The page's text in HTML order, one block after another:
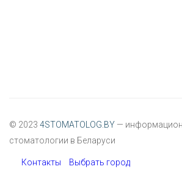
© 2023 4STOMATOLOG.BY —
стоматологии в Беларуси
Контакты Выбрать город